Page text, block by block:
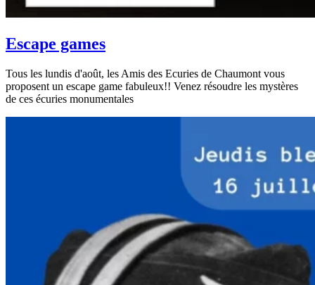
Escape games
Tous les lundis d'août, les Amis des Ecuries de Chaumont vous
proposent un escape game fabuleux!! Venez résoudre les mystères
de ces écuries monumentales